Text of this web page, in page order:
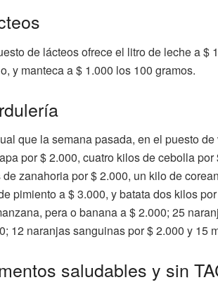
de lácteos ofrece el litro de leche a $
y manteca a $ 1.000 los 100 gramos.
que la semana pasada, en el puesto
por $ 2.000, cuatro kilos de cebolla
de zanahoria por $ 2.000, un kilo de
pimiento a $ 3.000, y batata dos kilos
pera o banana a $ 2.000; 25
12 naranjas sanguinas por $ 2.000 y 15
saludables y sin